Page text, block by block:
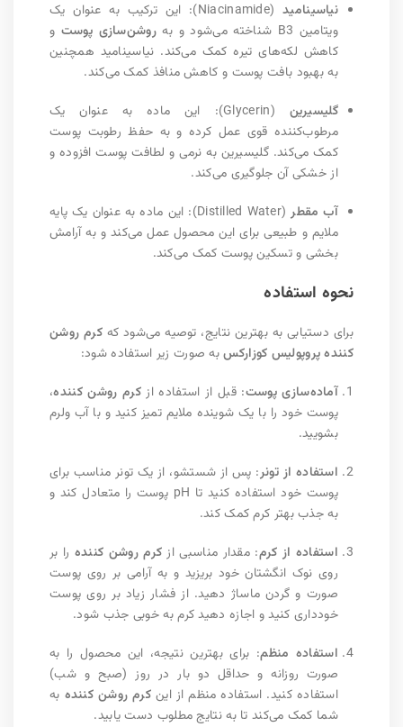
نیاسینامید
(Niacinamide): این ترکیب به عنوان یک
ویتامین B3 شناخته می‌شود و به
روشن‌سازی پوست و
کاهش لکه‌های تیره کمک می‌کند. نیاسینامید همچنین
به بهبود بافت پوست و کاهش منافذ کمک می‌کند.
گلیسیرین
(Glycerin): این ماده به عنوان یک
مرطوب‌کننده قوی عمل کرده و به حفظ رطوبت پوست
کمک می‌کند. گلیسیرین به نرمی و لطافت پوست افزوده و
از خشکی آن جلوگیری می‌کند.
آب مقطر
(Distilled Water): این ماده به عنوان یک پایه
ملایم و طبیعی برای این محصول عمل می‌کند و به آرامش
بخشی و تسکین پوست کمک می‌کند.
نحوه استفاده
برای دستیابی به بهترین نتایج، توصیه می‌شود کهکرم روشن
کننده پروپولیس کوزارکسبه صورت زیر استفاده شود:
آماده‌سازی پوست: قبل از استفاده ازکرم روشن کننده،
پوست خود را با یک شوینده ملایم تمیز کنید و با آب ولرم
بشویید.
استفاده از تونر: پس از شستشو، از یک تونر مناسب برای
پوست خود استفاده کنید تا pH پوست را متعادل کند و
به جذب بهتر کرم کمک کند.
استفاده از کرم: مقدار مناسبی از کرم روشن کننده را بر
روی نوک انگشتان خود بریزید و به آرامی بر روی پوست
صورت و گردن ماساژ دهید. از فشار زیاد بر روی پوست
خودداری کنید و اجازه دهید کرم به خوبی جذب شود.
استفاده منظم: برای بهترین نتیجه، این محصول را به
صورت روزانه و حداقل دو بار در روز (صبح و شب)
استفاده کنید. استفاده منظم از این کرم روشن کننده به
شما کمک می‌کند تا به نتایج مطلوب دست یابید.